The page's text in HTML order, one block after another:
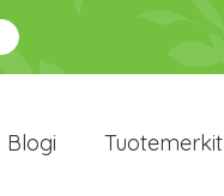
Blogi Tuotemerkit